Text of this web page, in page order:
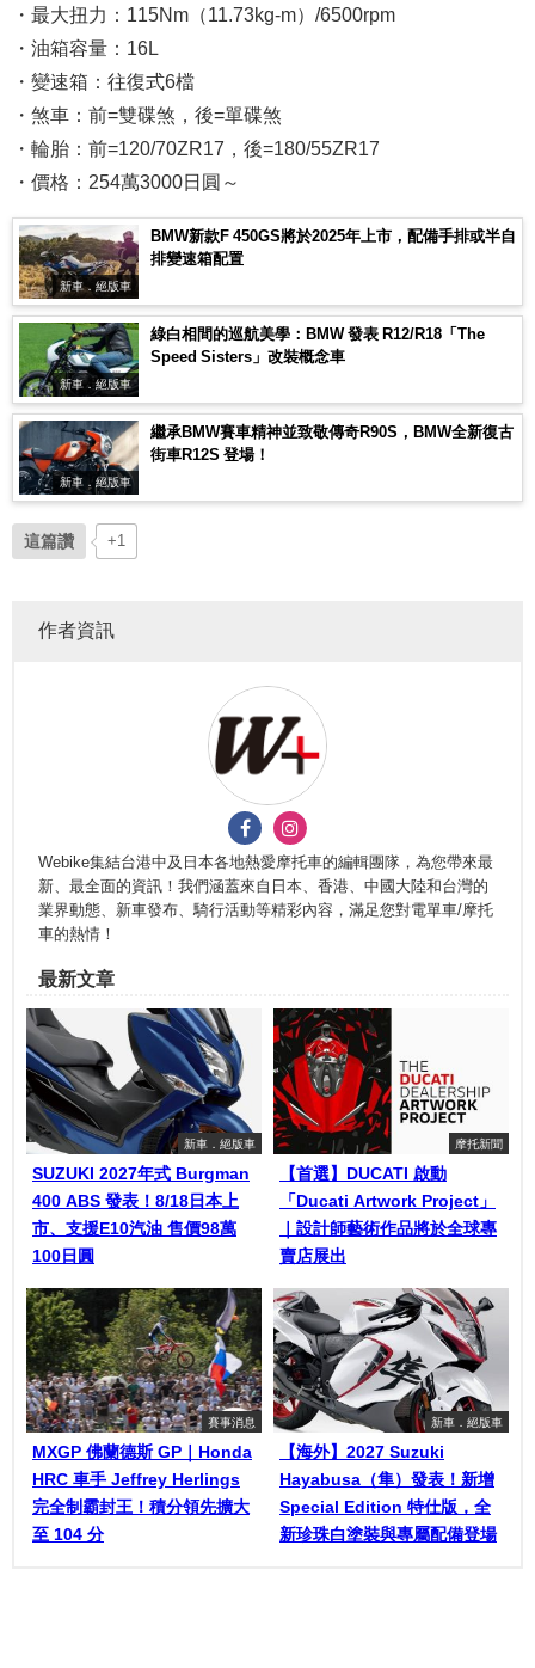
・最大扭力：115Nm（11.73kg-m）/6500rpm
・油箱容量：16L
・變速箱：往復式6檔
・煞車：前=雙碟煞，後=單碟煞
・輪胎：前=120/70ZR17，後=180/55ZR17
・價格：254萬3000日圓～
新車．絕版車
BMW新款F 450GS將於2025年上市，配備手排或半自
排變速箱配置
新車．絕版車
綠白相間的巡航美學：BMW 發表 R12/R18「The
Speed Sisters」改裝概念車
新車．絕版車
繼承BMW賽車精神並致敬傳奇R90S，BMW全新復古
街車R12S 登場！
這篇讚 +1
作者資訊
Webike集結台港中及日本各地熱愛摩托車的編輯團隊，為您帶來最
新、最全面的資訊！我們涵蓋來自日本、香港、中國大陸和台灣的
業界動態、新車發布、騎行活動等精彩內容，滿足您對電單車/摩托
車的熱情！
最新文章
新車．絕版車
SUZUKI 2027年式 Burgman
400 ABS 發表！8/18日本上
市、支援E10汽油 售價98萬
100日圓
摩托新聞
【首選】DUCATI 啟動
「Ducati Artwork Project」
｜設計師藝術作品將於全球專
賣店展出
賽事消息
MXGP 佛蘭德斯 GP｜Honda
HRC 車手 Jeffrey Herlings
完全制霸封王！積分領先擴大
至 104 分
新車．絕版車
【海外】2027 Suzuki
Hayabusa（隼）發表！新增
Special Edition 特仕版，全
新珍珠白塗裝與專屬配備登場